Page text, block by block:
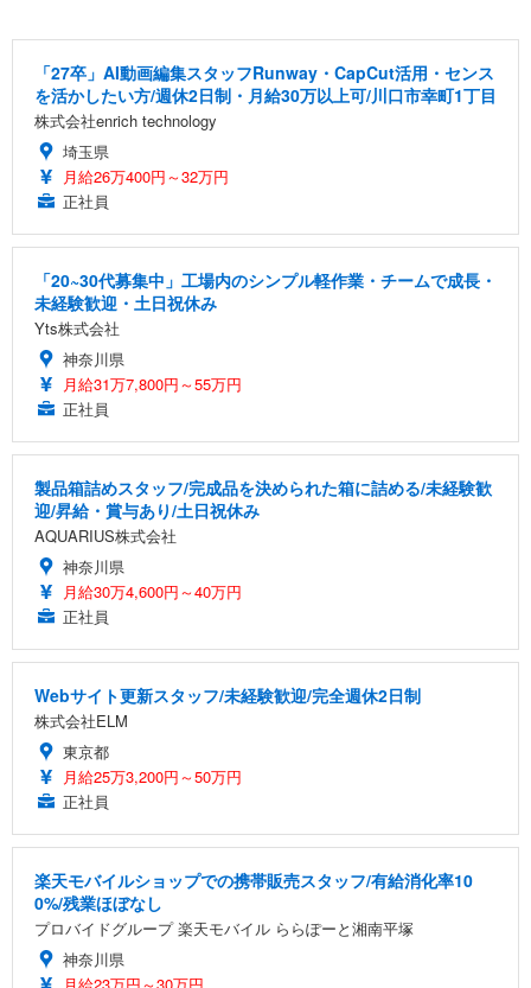
「27卒」AI動画編集スタッフRunway・CapCut活用・センス
を活かしたい方/週休2日制・月給30万以上可/川口市幸町1丁目
株式会社enrich technology
埼玉県
月給26万400円～32万円
正社員
「20~30代募集中」工場内のシンプル軽作業・チームで成長・
未経験歓迎・土日祝休み
Yts株式会社
神奈川県
月給31万7,800円～55万円
正社員
製品箱詰めスタッフ/完成品を決められた箱に詰める/未経験歓
迎/昇給・賞与あり/土日祝休み
AQUARIUS株式会社
神奈川県
月給30万4,600円～40万円
正社員
Webサイト更新スタッフ/未経験歓迎/完全週休2日制
株式会社ELM
東京都
月給25万3,200円～50万円
正社員
楽天モバイルショップでの携帯販売スタッフ/有給消化率10
0%/残業ほぼなし
プロバイドグループ 楽天モバイル ららぽーと湘南平塚
神奈川県